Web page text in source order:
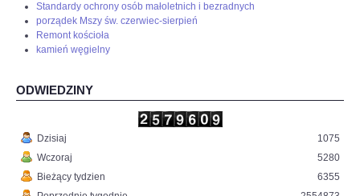
Standardy ochrony osób małoletnich i bezradnych
porządek Mszy św. czerwiec-sierpień
Remont kościoła
kamień węgielny
ODWIEDZINY
Dzisiaj
Wczoraj
Bieżący tydzien
1075
5280
6355